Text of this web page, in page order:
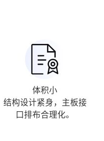
体积小
结构设计紧身，主板接
口排布合理化。